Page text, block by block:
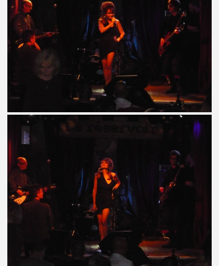
TOUR" de JOHNNY HALLYDAY le 9 decembre
Jacques Duvall") dans l'exposition "DAHO L'AIME
CLASH ("Radio Clash sur Paris") le 9 septembre
Duvall", "39 de fievre") dans "JUKE BOX MAGAZINE"
HIGHAM : chronique detaillee.
"39 de fievre") photographiee le 12 aout 2017 par
FRANCE ("chante Jacques Duvall") par
Tropical Berlin") le 2 decembre 2016 a l'Orange
PRUVOT) et la Troupe de Madame Arthur de la
DUVALL") le 25 novembre 2016 + les 23 et 24 fevrier
etre la marquise des anges") : interview + discographie.
"IN&OUT FESTIVAL", du 27 avril au 1er mai 2017 a